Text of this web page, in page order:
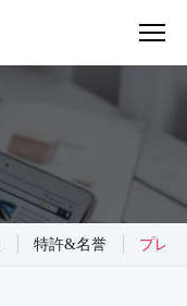
特許&名誉 プレ